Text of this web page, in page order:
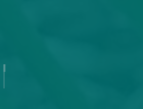
Autumn Attraction